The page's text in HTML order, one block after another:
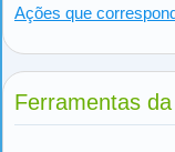
Ações que
Ferramentas